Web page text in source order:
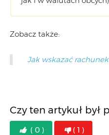
Zobacz także:
Jak wskazać
Czy ten artykuł był
( 0 ) ( 1 )